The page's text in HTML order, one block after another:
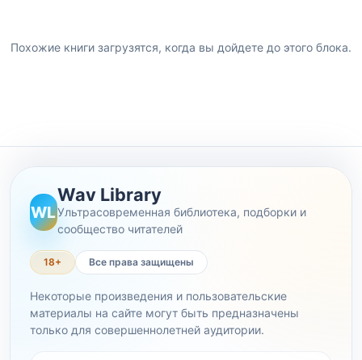
Похожие книги загрузятся, когда вы дойдете до этого блока.
WL
Wav Library
Ультрасовременная библиотека, подборки и
сообщество читателей
18+ Все права защищены
Некоторые произведения и пользовательские
материалы на сайте могут быть предназначены
только для совершеннолетней аудитории.